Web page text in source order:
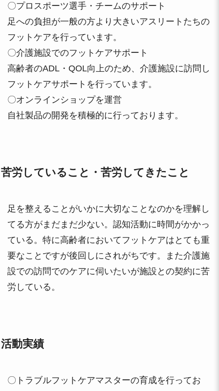
〇プロスポーツ選手・チームのサポート
足への負担が一般の方より大きいアスリートたちの
フットケアを行っています。
〇介護施設でのフットケアサポート
高齢者のADL・QOL向上のため、介護施設に訪問し
フットケアサポートを行っています。
〇オンラインショップを運営
自社製品の開発を積極的に行っております。
苦労していること・苦労してきたこと
足を整えることがいかに大切なことなのかを理解し
てる方がまだまだ少ない。認知活動に時間がかかっ
ている。特に高齢者においてフットケアはとても重
要なことですが後回しにされがちです。また介護施
設での訪問でのケアに伺いたいが施設との契約に苦
労している。
活動実績
〇トラブルフットケアマスターの育成を行ってお